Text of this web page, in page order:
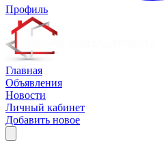
Профиль
Главная
Объявления
Новости
Личный кабинет
Добавить новое